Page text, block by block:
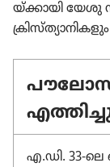
യ്‌ക്കാ​യി യേശു
പൗലോസ്‌
എ.ഡി. 33-